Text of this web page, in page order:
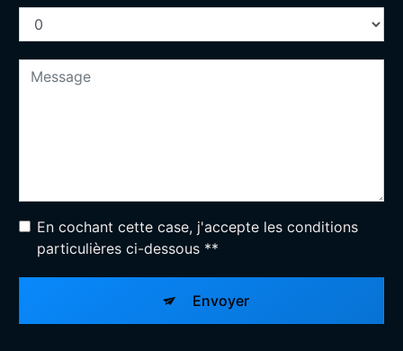
En cochant cette case, j'accepte les conditions
particulières ci-dessous **
Envoyer